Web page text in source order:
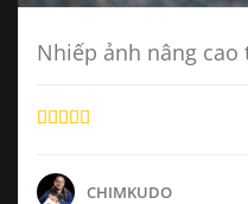
Nhiếp ảnh nâng cao
CHIMKUDO